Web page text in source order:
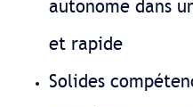
autonome dans
et rapide
Solides